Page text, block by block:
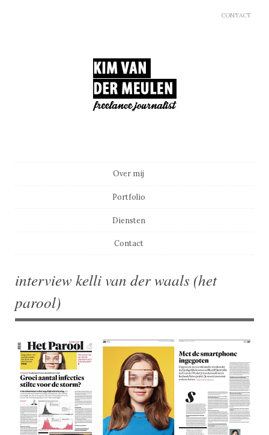
CONTACT
Over mij
Portfolio
Diensten
Contact
interview kelli van der waals (het
parool)